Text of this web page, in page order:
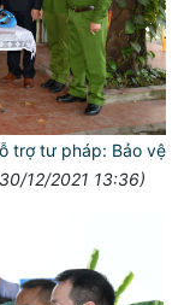
trợ tư pháp: Bảo vệ
12/2021 13:36)